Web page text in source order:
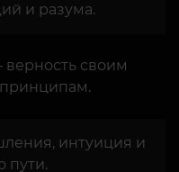
и разума.
своим
интуиция и
пути.